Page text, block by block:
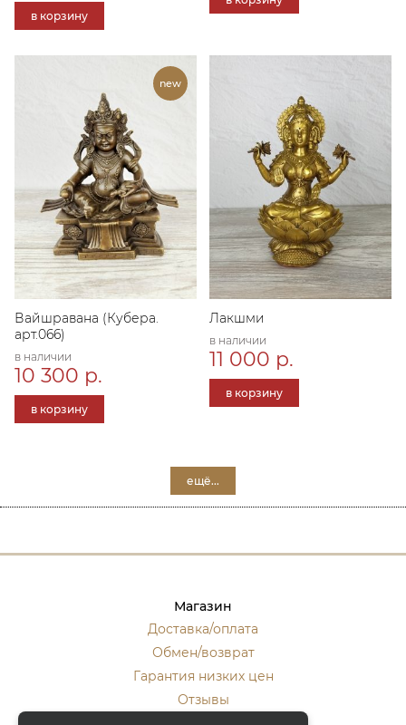
в корзину
Вайшравана (Кубера.
арт.066)
в наличии
10 300 р.
в корзину
Лакшми
в наличии
11 000 р.
в корзину
ещё...
Магазин
Доставка/оплата
Обмен/возврат
Гарантия низких цен
Отзывы